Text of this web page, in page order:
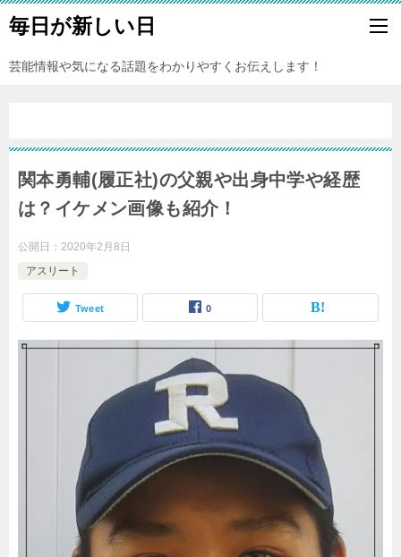
毎日が新しい日
芸能情報や気になる話題をわかりやすくお伝えします！
関本勇輔(履正社)の父親や出身中学や経歴
は？イケメン画像も紹介！
公開日： 2020年2月8日
アスリート
Tweet 0